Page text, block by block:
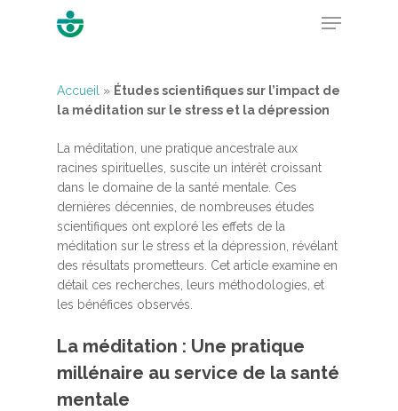
Hit enter to search or ESC to close
Accueil » Études scientifiques sur l’impact de
la méditation sur le stress et la dépression
La méditation, une pratique ancestrale aux
racines spirituelles, suscite un intérêt croissant
dans le domaine de la santé mentale. Ces
dernières décennies, de nombreuses études
scientifiques ont exploré les effets de la
méditation sur le stress et la dépression, révélant
des résultats prometteurs. Cet article examine en
détail ces recherches, leurs méthodologies, et
les bénéfices observés.
La méditation : Une pratique
millénaire au service de la santé
mentale